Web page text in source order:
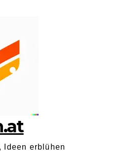
Ideen erblühen